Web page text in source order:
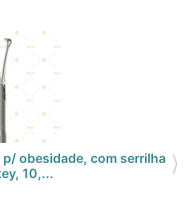
obesidade, com serrilha
10,...